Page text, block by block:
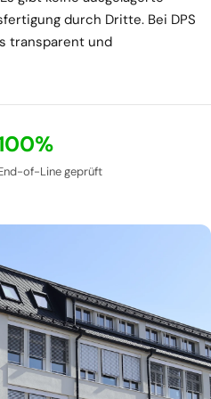
durch Dritte. Bei DPS
transparent und
of-Line geprüft